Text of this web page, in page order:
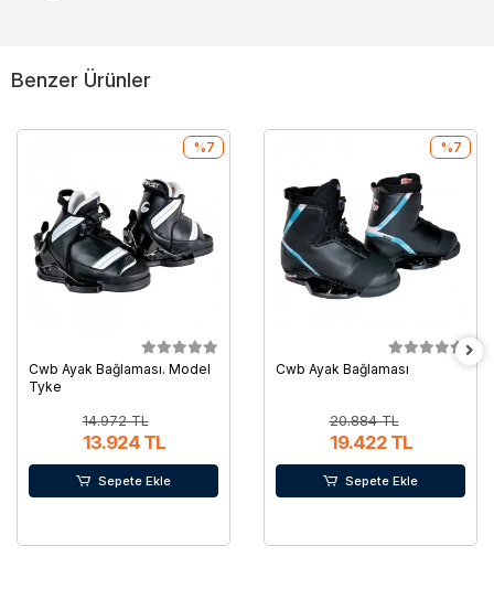
Benzer Ürünler
Cwb Ayak Bağlaması. Model
Tyke
14.972 TL
13.924 TL
%7
Sepete Ekle
Cwb Ayak Bağlaması
20.884 TL
19.422 TL
%7
Sepete Ekle